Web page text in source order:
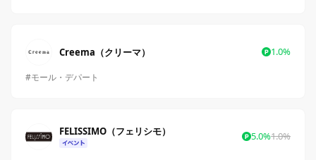
Creema（クリーマ） 1.0%
#モール・デパート
FELISSIMO（フェリシモ） 5.0%1.0%